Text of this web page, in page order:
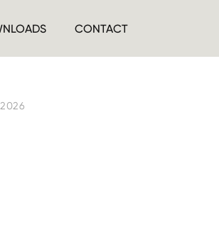
CONTACT